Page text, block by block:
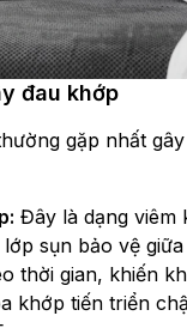
đau khớp
gặp nhất
Đây là dạng viêm
sụn bảo vệ
thời gian, khiến
khớp tiến triển